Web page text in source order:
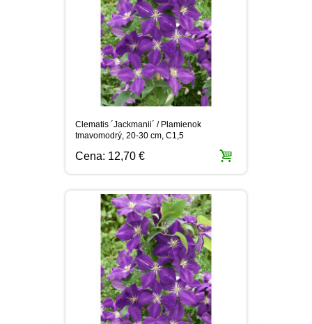
Clematis ´Jackmanii´ / Plamienok
tmavomodrý, 20-30 cm, C1,5
Cena: 12,70 €